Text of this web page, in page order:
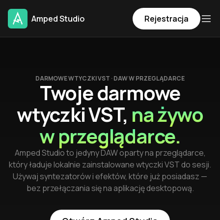
Amped Studio Rejestracja
DARMOWE WTYCZKI VST · DAW W PRZEGLĄDARCE
Twoje darmowe
wtyczki VST, na żywo
w przeglądarce.
Amped Studio to jedyny DAW oparty na przeglądarce,
który ładuje lokalnie zainstalowane wtyczki VST do sesji.
Używaj syntezatorów i efektów, które już posiadasz —
bez przełączania się na aplikację desktopową.